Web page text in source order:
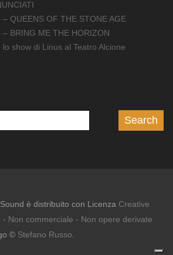
QUEENS OF THE STONE AGE
BRING ME THE HORIZON
show di Linus al Teatro Alcione
è distribuito con Licenza Creative
- Non commerciale - Non opere derivate
© Stefano Russo